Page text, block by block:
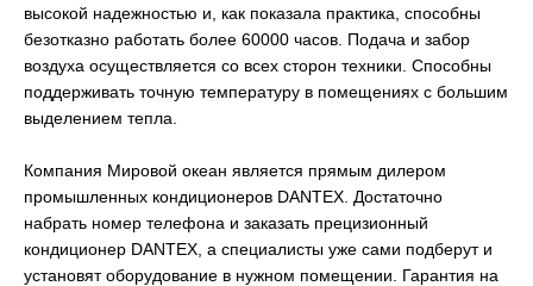
высокой надежностью и, как показала практика, способны
безотказно работать более 60000 часов. Подача и забор
воздуха осуществляется со всех сторон техники. Способны
поддерживать точную температуру в помещениях с большим
выделением тепла.
Компания Мировой океан является прямым дилером
промышленных кондиционеров DANTEX. Достаточно
набрать номер телефона и заказать прецизионный
кондиционер DANTEX, а специалисты уже сами подберут и
установят оборудование в нужном помещении. Гарантия на